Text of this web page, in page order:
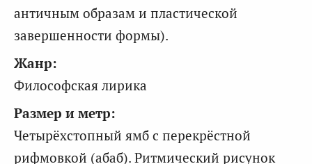
античным образам и пластической
завершенности формы).
Жанр:
Философская лирика
Размер и метр:
Четырёхстопный ямб с перекрёстной
рифмовкой (абаб). Ритмический рисунок